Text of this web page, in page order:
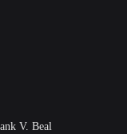
V. Beal